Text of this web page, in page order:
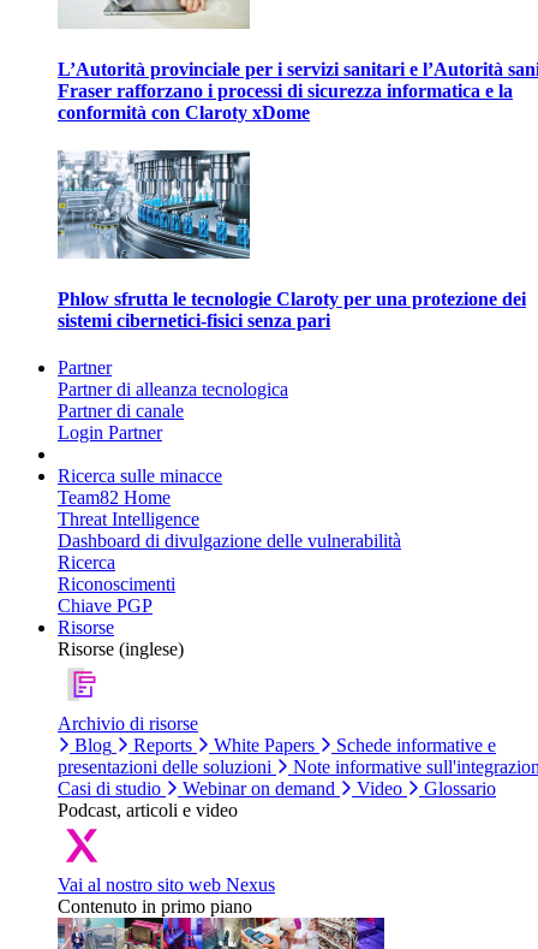
L’Autorità provinciale per i servizi sanitari e l’Autorità
Fraser rafforzano i processi di sicurezza informatica e la
conformità con Claroty xDome
Phlow sfrutta le tecnologie Claroty per una protezione dei
sistemi cibernetici-fisici senza pari
Partner
Partner di alleanza tecnologica
Partner di canale
Login Partner
Ricerca sulle minacce
Team82 Home
Threat Intelligence
Dashboard di divulgazione delle vulnerabilità
Ricerca
Riconoscimenti
Chiave PGP
Risorse
Risorse (inglese)
Archivio di risorse
Blog
Reports White Papers
Schede informative e
presentazioni delle soluzioni
Note informative
Casi di studio
Webinar on demand Video
Glossario
Podcast, articoli e video
Vai al nostro sito web Nexus
Contenuto in primo piano